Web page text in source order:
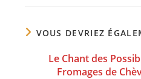
VOUS DEVRIEZ
Le Chant des
Fromages de